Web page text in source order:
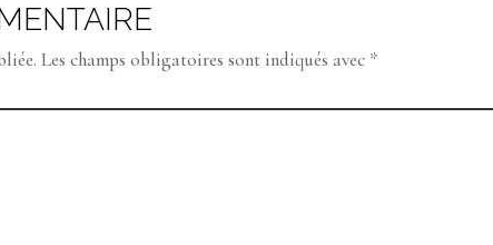
Les champs obligatoires sont indiqués avec *